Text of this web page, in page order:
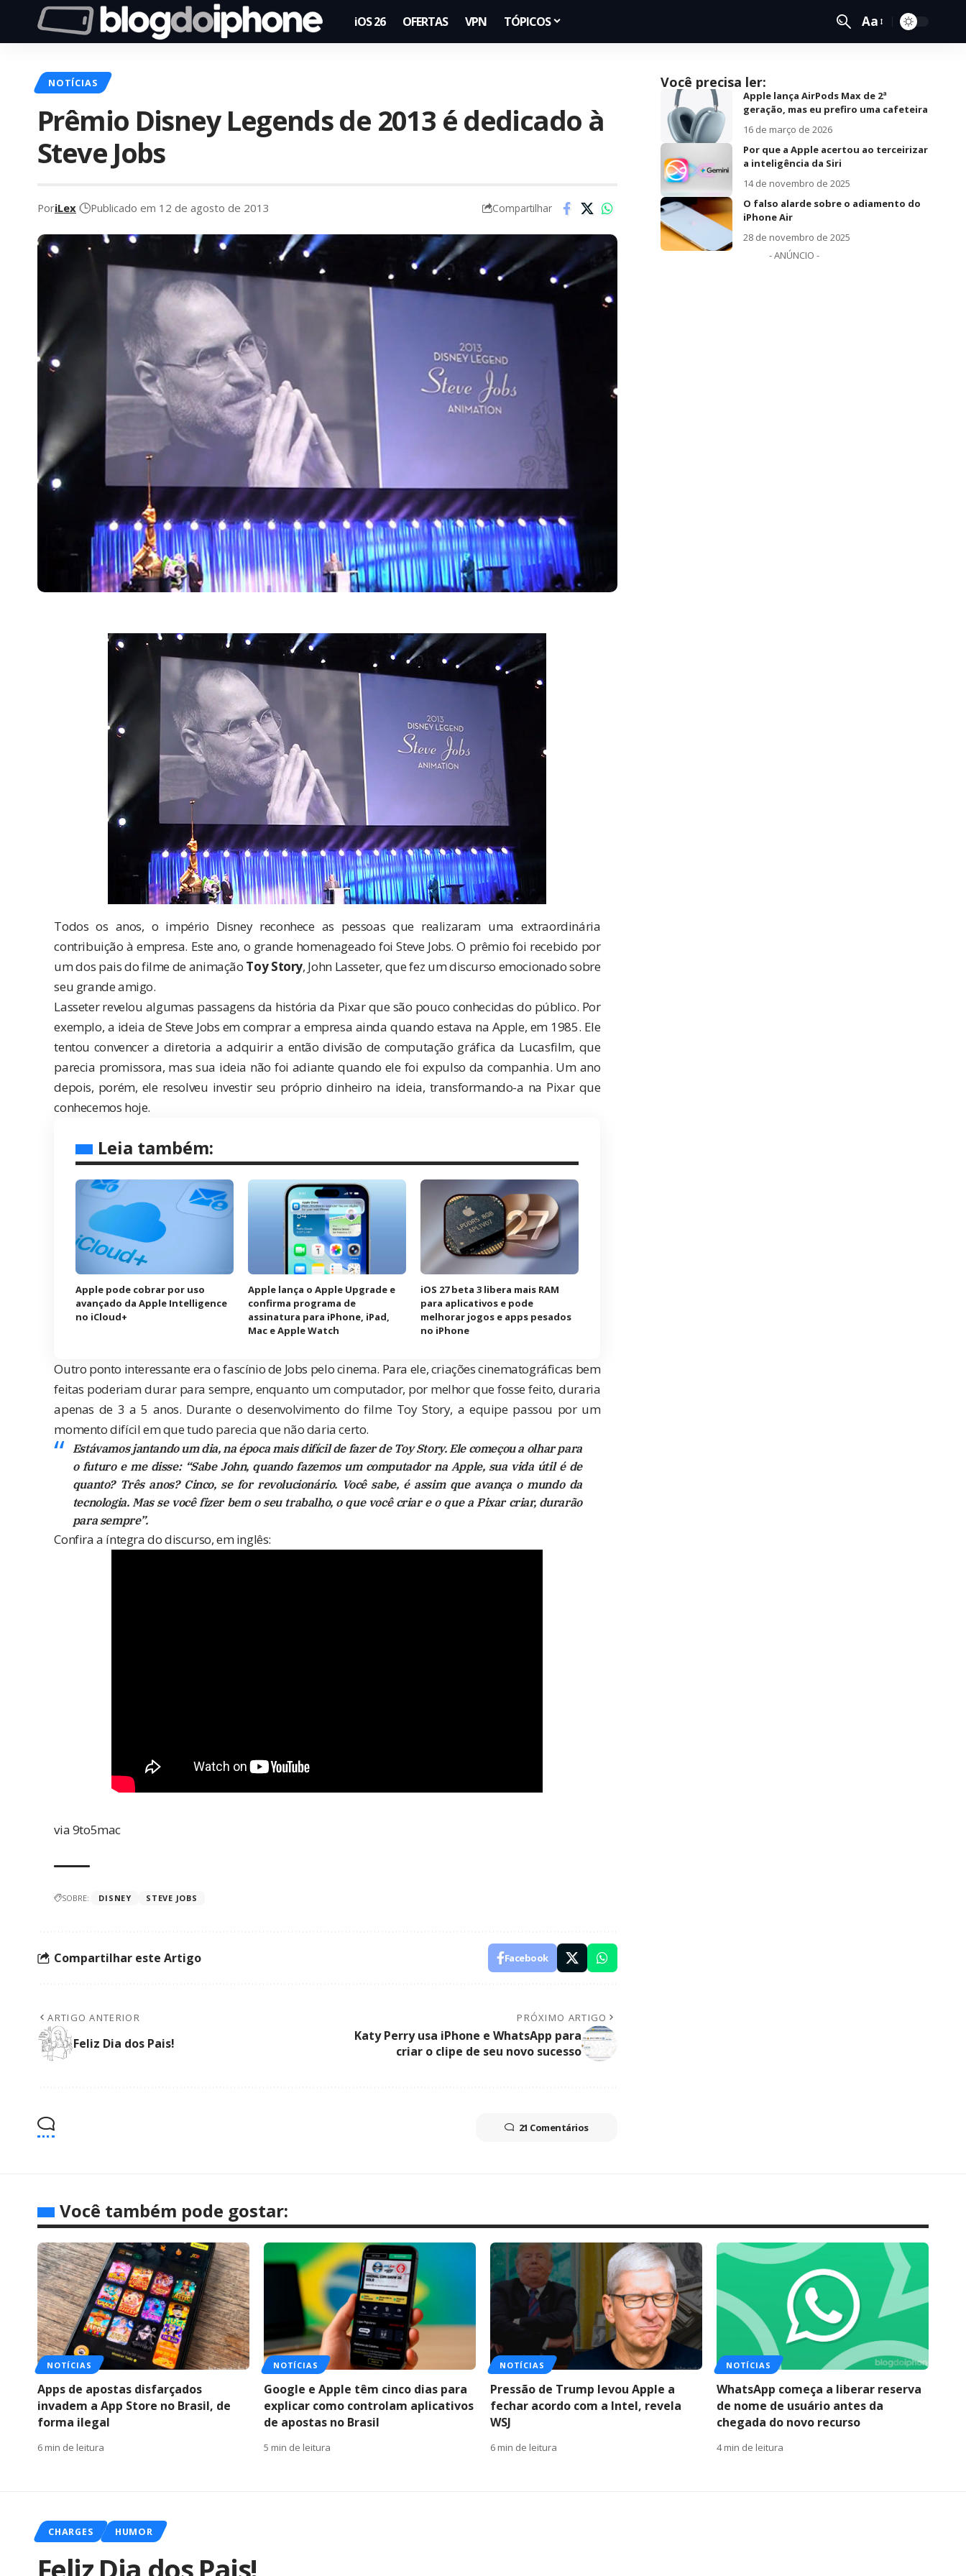
iOS 26 OFERTAS VPN TÓPICOS Aa
NOTÍCIAS
Prêmio Disney Legends de 2013 é dedicado à
Steve Jobs
PoriLex Publicado em 12 de agosto de 2013 Compartilhar
Todos os anos, o império Disney reconhece as pessoas que realizaram uma extraordinária
contribuição à empresa. Este ano, o grande homenageado foi Steve Jobs. O prêmio foi recebido por
um dos pais do filme de animação Toy Story, John Lasseter, que fez um discurso emocionado sobre
seu grande amigo.
Lasseter revelou algumas passagens da história da Pixar que são pouco conhecidas do público. Por
exemplo, a ideia de Steve Jobs em comprar a empresa ainda quando estava na Apple, em 1985. Ele
tentou convencer a diretoria a adquirir a então divisão de computação gráfica da Lucasfilm, que
parecia promissora, mas sua ideia não foi adiante quando ele foi expulso da companhia. Um ano
depois, porém, ele resolveu investir seu próprio dinheiro na ideia, transformando-a na Pixar que
conhecemos hoje.
Leia também:
Apple pode cobrar por uso
avançado da Apple Intelligence
no iCloud+
Apple lança o Apple Upgrade e
confirma programa de
assinatura para iPhone, iPad,
Mac e Apple Watch
iOS 27 beta 3 libera mais RAM
para aplicativos e pode
melhorar jogos e apps pesados
no iPhone
Outro ponto interessante era o fascínio de Jobs pelo cinema. Para ele, criações cinematográficas bem
feitas poderiam durar para sempre, enquanto um computador, por melhor que fosse feito, duraria
apenas de 3 a 5 anos. Durante o desenvolvimento do filme Toy Story, a equipe passou por um
momento difícil em que tudo parecia que não daria certo.
Estávamos jantando um dia, na época mais difícil de fazer de Toy Story. Ele começou a olhar para
o futuro e me disse: “Sabe John, quando fazemos um computador na Apple, sua vida útil é de
quanto? Três anos? Cinco, se for revolucionário. Você sabe, é assim que avança o mundo da
tecnologia. Mas se você fizer bem o seu trabalho, o que você criar e o que a Pixar criar, durarão
para sempre”.
Confira a íntegra do discurso, em inglês:
via9to5mac
SOBRE: DISNEY STEVE JOBS
Compartilhar este Artigo Facebook
ARTIGO ANTERIOR
Feliz Dia dos Pais!
PRÓXIMO ARTIGO
Katy Perry usa iPhone e WhatsApp para
criar o clipe de seu novo sucesso
21 Comentários
Você precisa ler:
Apple lança AirPods Max de 2ª
geração, mas eu prefiro uma cafeteira
16 de março de 2026
Por que a Apple acertou ao terceirizar
a inteligência da Siri
14 de novembro de 2025
O falso alarde sobre o adiamento do
iPhone Air
28 de novembro de 2025
- ANÚNCIO -
Você também pode gostar:
NOTÍCIAS
Apps de apostas disfarçados
invadem a App Store no Brasil, de
forma ilegal
6 min de leitura
NOTÍCIAS
Google e Apple têm cinco dias para
explicar como controlam aplicativos
de apostas no Brasil
5 min de leitura
NOTÍCIAS
Pressão de Trump levou Apple a
fechar acordo com a Intel, revela
WSJ
6 min de leitura
NOTÍCIAS
WhatsApp começa a liberar reserva
de nome de usuário antes da
chegada do novo recurso
4 min de leitura
CHARGES HUMOR